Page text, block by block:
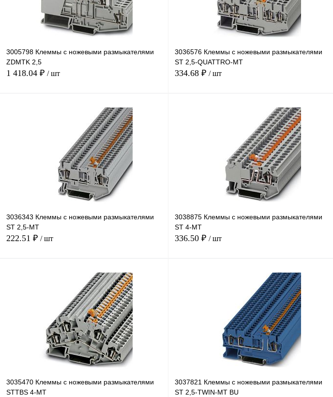
3005798 Клеммы с ножевыми размыкателями
ZDMTK 2,5
1 418.04 ₽ / шт
В корзину
Сравнение
наличии
3036576 Клеммы с ножевыми размыкателями
ST 2,5-QUATTRO-MT
334.68 ₽ / шт
В корзину
Сравнение
Под заказ
3036343 Клеммы с ножевыми размыкателями
ST 2,5-MT
222.51 ₽ / шт
В корзину
Сравнение
Под заказ
3038875 Клеммы с ножевыми размыкателями
ST 4-MT
336.50 ₽ / шт
В корзину
Сравнение
наличии
3035470 Клеммы с ножевыми размыкателями
STTBS 4-MT
3037821 Клеммы с ножевыми размыкателями
ST 2,5-TWIN-MT BU